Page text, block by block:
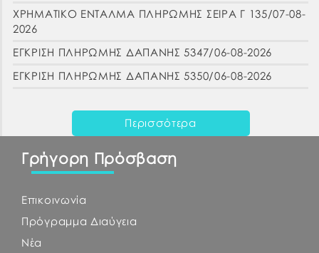
ΧΡΗΜΑΤΙΚΟ ΕΝΤΑΛΜΑ ΠΛΗΡΩΜΗΣ ΣΕΙΡΑ Γ 135/07-08-
2026
ΕΓΚΡΙΣΗ ΠΛΗΡΩΜΗΣ ΔΑΠΑΝΗΣ 5347/06-08-2026
ΕΓΚΡΙΣΗ ΠΛΗΡΩΜΗΣ ΔΑΠΑΝΗΣ 5350/06-08-2026
Περισσότερα
Γρήγορη Πρόσβαση
Επικοινωνία
Πρόγραμμα Διαύγεια
Νέα